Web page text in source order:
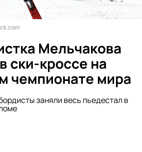
Мельчакова
ски-кроссе на
чемпионате мира
заняли весь пьедестал в